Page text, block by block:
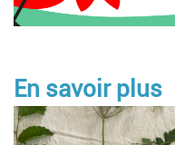
En savoir plus